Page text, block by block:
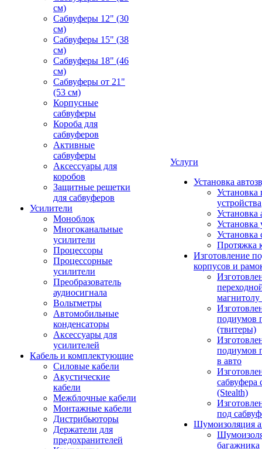
см)
Сабвуферы 12" (30
см)
Сабвуферы 15" (38
см)
Сабвуферы 18" (46
см)
Сабвуферы от 21"
(53 см)
Корпусные
сабвуферы
Короба для
сабвуферов
Активные
сабвуферы
Аксессуары для
коробов
Защитные решетки
для сабвуферов
Усилители
Моноблок
Многоканальные
усилители
Процессоры
Процессорные
усилители
Преобразователь
аудиосигнала
Вольтметры
Автомобильные
конденсаторы
Аксессуары для
усилителей
Кабель и комплектующие
Силовые кабели
Акустические
кабели
Межблочные кабели
Монтажные кабели
Дистрибьюторы
Держатели для
предохранителей
Услуги
Установка
Установка
устройства
Установка
Установка
Установка
Протяжка
Изготовление
корпусов и
подиумов
(твитеры)
подиумов
в авто
сабвуфера
(Stealth)
под
Шумоизоляция
багажника